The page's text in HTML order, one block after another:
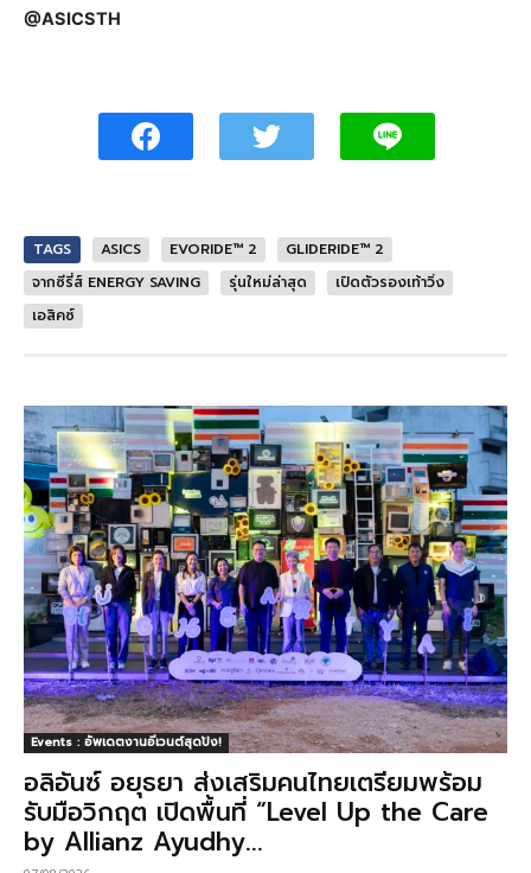
@ASICSTH
TAGS ASICS EVORIDE™ 2
GLIDERIDE™ 2
จากซีรี่ส์ ENERGY SAVING
รุ่นใหม่ล่าสุด
เปิดตัวรองเท้าวิ่ง
เอสิคซ์
Events : อัพเดตงานอีเวนต์สุดปัง!
อลิอันซ์ อยุธยา ส่งเสริมคนไทยเตรียมพร้อม
รับมือวิกฤต เปิดพื้นที่ “Level Up the Care
by Allianz Ayudhy...